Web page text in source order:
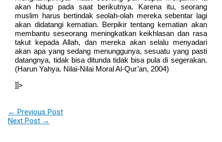
akan hidup pada saat berikutnya. Karena itu, seorang
muslim harus bertindak seolah-olah mereka sebentar lagi
akan didatangi kematian. Berpikir tentang kematian akan
membantu seseorang meningkatkan keikhlasan dan rasa
takut kepada Allah, dan mereka akan selalu menyadari
akan apa yang sedang menunggunya, sesuatu yang pasti
datangnya, tidak bisa ditunda tidak bisa pula di segerakan.
(Harun Yahya. Nilai-Nilai Moral Al-Qur’an, 2004)
]]>
← Previous Post
Next Post →